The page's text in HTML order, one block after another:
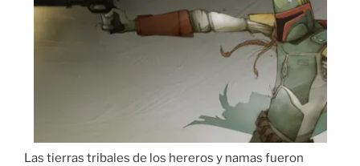
Las tierras tribales de los hereros y namas fueron